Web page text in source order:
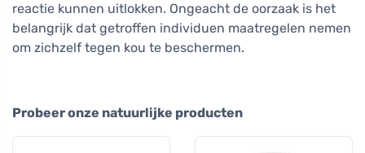
reactie kunnen uitlokken. Ongeacht de oorzaak is het
belangrijk dat getroffen individuen maatregelen nemen
om zichzelf tegen kou te beschermen.
Probeer onze natuurlijke producten